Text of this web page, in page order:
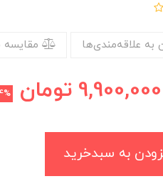
9,900,000 تومان